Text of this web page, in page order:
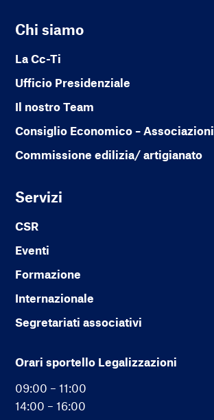
Chi siamo
La Cc-Ti
Ufficio Presidenziale
Il nostro Team
Consiglio Economico – Associazioni
Commissione edilizia/ artigianato
Servizi
CSR
Eventi
Formazione
Internazionale
Segretariati associativi
Orari sportello Legalizzazioni
09:00 – 11:00
14:00 – 16:00